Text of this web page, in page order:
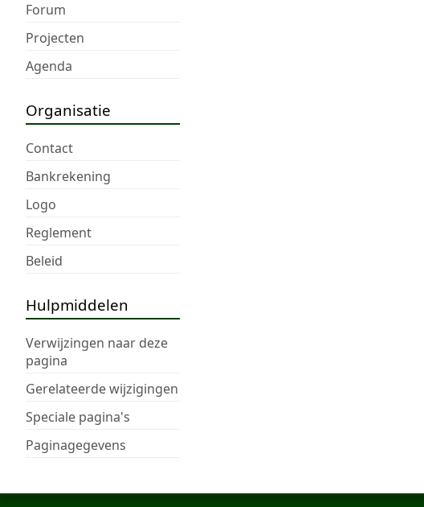
Forum
Projecten
Agenda
Organisatie
Contact
Bankrekening
Logo
Reglement
Beleid
Hulpmiddelen
Verwijzingen naar deze
pagina
Gerelateerde wijzigingen
Speciale pagina's
Paginagegevens